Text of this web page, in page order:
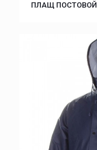
ПЛАЩ ПОСТОВОЙ